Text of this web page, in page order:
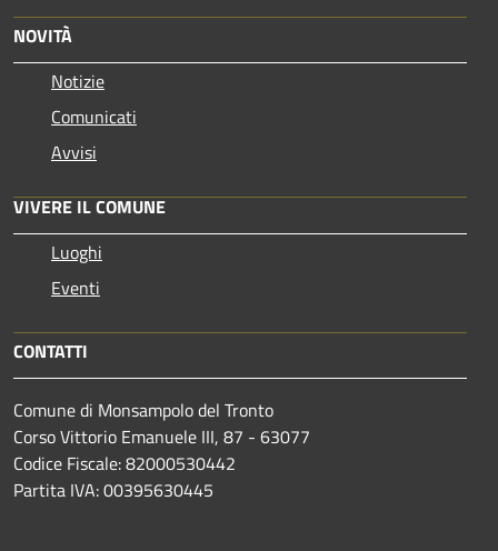
NOVITÀ
Notizie
Comunicati
Avvisi
VIVERE IL COMUNE
Luoghi
Eventi
CONTATTI
Comune di Monsampolo del Tronto
Corso Vittorio Emanuele III, 87 - 63077
Codice Fiscale: 82000530442
Partita IVA: 00395630445